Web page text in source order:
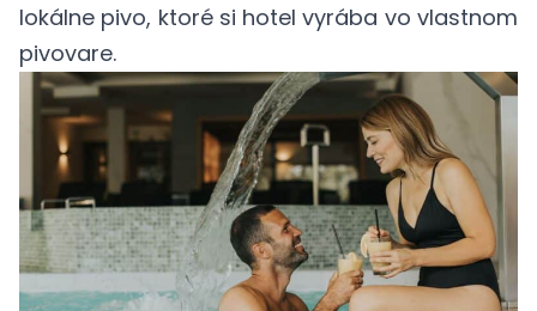
lokálne pivo, ktoré si hotel vyrába vo vlastnom
pivovare.